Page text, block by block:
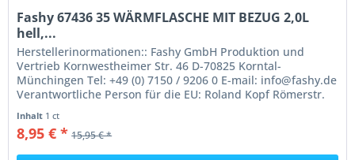
Fashy 67436 35 WÄRMFLASCHE MIT BEZUG 2,0L
hell,...
Herstellerinormationen:: Fashy GmbH Produktion und
Vertrieb Kornwestheimer Str. 46 D-70825 Korntal-
Münchingen Tel: +49 (0) 7150 / 9206 0 E-mail: info@fashy.de
Verantwortliche Person für die EU: Roland Kopf Römerstr.
Inhalt 1 ct
8,95 € * 15,95 € *